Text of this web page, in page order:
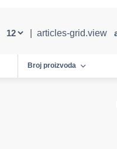
articles-grid.view
Broj proizvoda